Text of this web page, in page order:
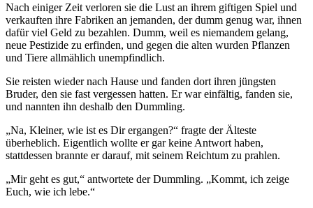
Nach einiger Zeit verloren sie die Lust an ihrem giftigen Spiel und
verkauften ihre Fabriken an jemanden, der dumm genug war, ihnen
dafür viel Geld zu bezahlen. Dumm, weil es niemandem gelang,
neue Pestizide zu erfinden, und gegen die alten wurden Pflanzen
und Tiere allmählich unempfindlich.
Sie reisten wieder nach Hause und fanden dort ihren jüngsten
Bruder, den sie fast vergessen hatten. Er war einfältig, fanden sie,
und nannten ihn deshalb den Dummling.
„Na, Kleiner, wie ist es Dir ergangen?“ fragte der Älteste
überheblich. Eigentlich wollte er gar keine Antwort haben,
stattdessen brannte er darauf, mit seinem Reichtum zu prahlen.
„Mir geht es gut,“ antwortete der Dummling. „Kommt, ich zeige
Euch, wie ich lebe.“